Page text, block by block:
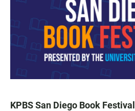
KPBS San Diego Book Festival